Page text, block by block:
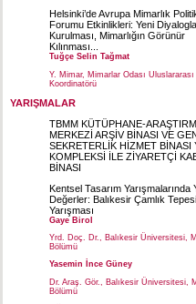
Helsinki’de Avrupa Mimarlık
Forumu Etkinlikleri: Yeni
Kurulması, Mimarlığın Görünür
Kılınması...
Tuğçe Selin Tağmat
Y. Mimar, Mimarlar Odası
Koordinatörü
YARIŞMALAR
TBMM KÜTÜPHANE-
MERKEZİ ARŞİV BİNASI VE
SEKRETERLİK HİZMET BİNASI
KOMPLEKSİ İLE ZİYARETÇİ
BİNASI
Kentsel Tasarım Yarışmalarında
Değerler: Balıkesir Çamlık Tepesi
Yarışması
Gaye Birol
Yrd. Doç. Dr., Balıkesir Üniversitesi,
Bölümü
Yasemin İnce Güney
Dr. Araş. Gör., Balıkesir Üniversitesi,
Bölümü